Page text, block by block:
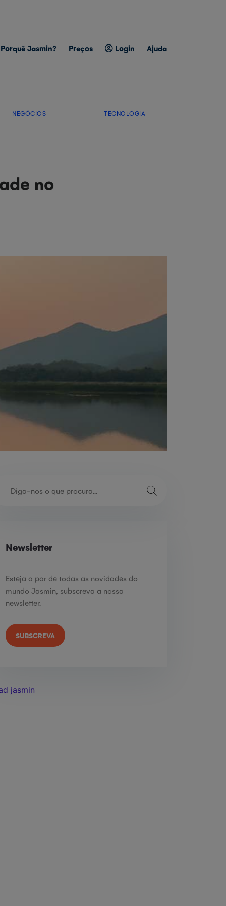
Porquê Jasmin? Preços Login Ajuda
NEGÓCIOS TECNOLOGIA
no
Newsletter
Esteja a par de todas as novidades do
mundo Jasmin, subscreva a nossa
newsletter.
SUBSCREVA